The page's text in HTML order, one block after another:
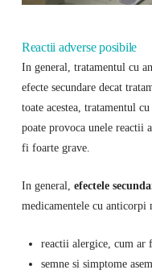
Reactii adverse posibile
In general, tratamentul cu
efecte secundare decat
toate acestea, tratamentul
poate provoca unele reactii
fi foarte grave.
In general, efectele
medicamentele cu
reactii alergice, cum ar
semne si simptome